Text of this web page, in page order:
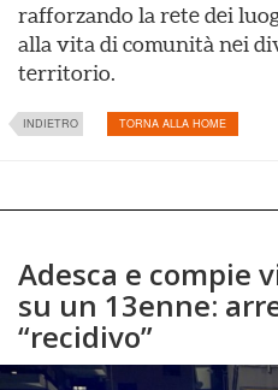
rafforzando la rete dei
alla vita di comunità nei
territorio.
INDIETRO TORNA ALLA HOME
Adesca e compie
su un 13enne:
“recidivo”